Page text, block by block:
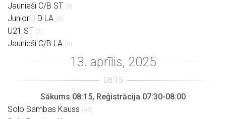
Jaunieši C/B ST (8)
Juniori I D LA (8)
U21 ST (7)
Jaunieši C/B LA (8)
Sākums 08:15, Reģistrācija 07:30-08:00
Solo Sambas Kauss (45)